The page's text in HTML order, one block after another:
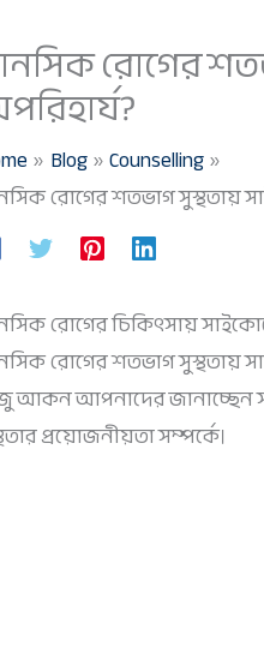
রোগের
Blog Counselling
রোগের শতভাগ সুস্থতায়
রোগের চিকিৎসায়
রোগের শতভাগ সুস্থতায়
আকন আপনাদের জানাচ্ছেন
প্রয়োজনীয়তা সম্পর্কে।